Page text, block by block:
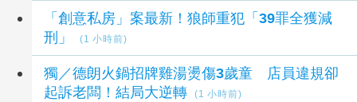
「創意私房」案最新！狼師重犯「39罪全獲減
刑」
(1 小時前)
獨／德朗火鍋招牌雞湯燙傷3歲童 店員違規卻
起訴老闆！結局大逆轉
(1 小時前)